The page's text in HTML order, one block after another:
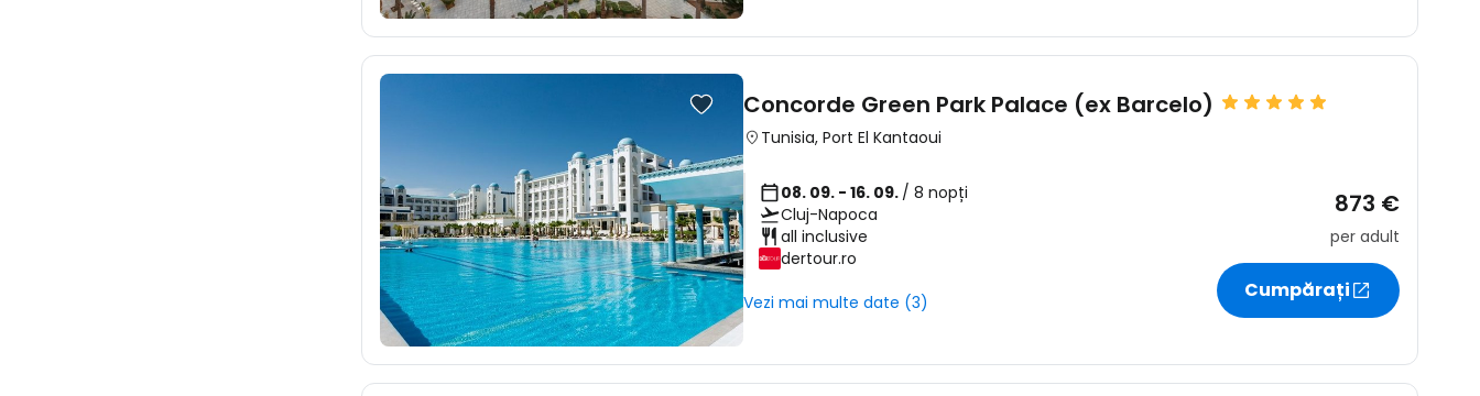
Concorde Green Park Palace (ex Barcelo)
Tunisia, Port El Kantaoui
08. 09. - 16. 09. / 8 nopți
Cluj-Napoca
all inclusive
dertour.ro
Vezi mai multe date (3)
873 €
per adult
Cumpărați